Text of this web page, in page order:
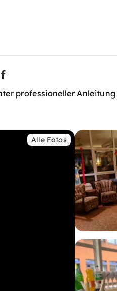
professioneller
Alle Fotos